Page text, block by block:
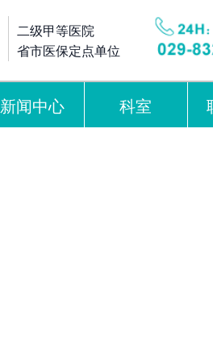
二级甲等医院
省市医保定点单位
新闻中心 科室